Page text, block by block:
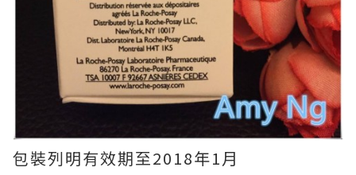
包裝列明有效期至2018年1月